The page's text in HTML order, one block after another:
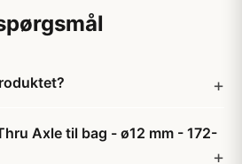
Axle til bag - ø12 mm - 172-